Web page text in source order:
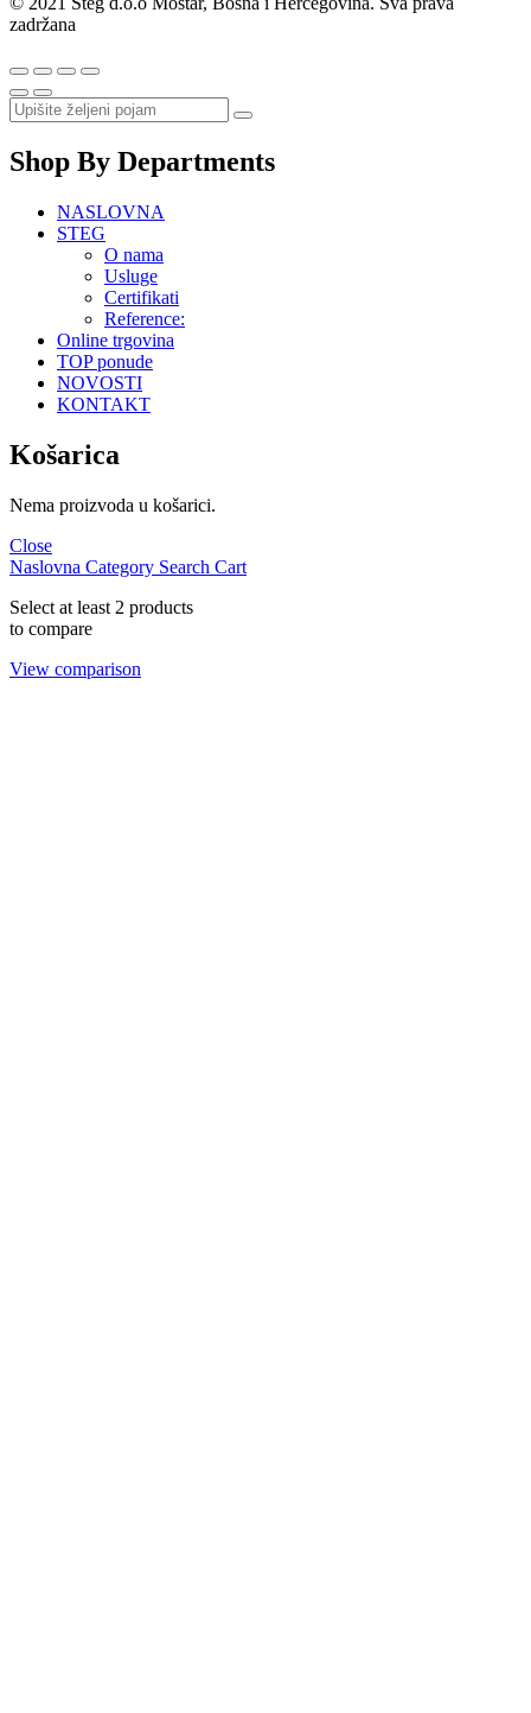
zadržana
Shop By Departments
NASLOVNA
STEG
O nama
Usluge
Certifikati
Reference:
Online trgovina
TOP ponude
NOVOSTI
KONTAKT
Košarica
Nema proizvoda u košarici.
Close
Naslovna Category Search Cart
Select at least 2 products
to compare
View comparison